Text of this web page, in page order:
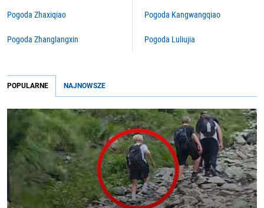
Pogoda Zhaxiqiao
Pogoda Zhanglangxin
Pogoda Kangwangqiao
Pogoda Luliujia
POPULARNE NAJNOWSZE